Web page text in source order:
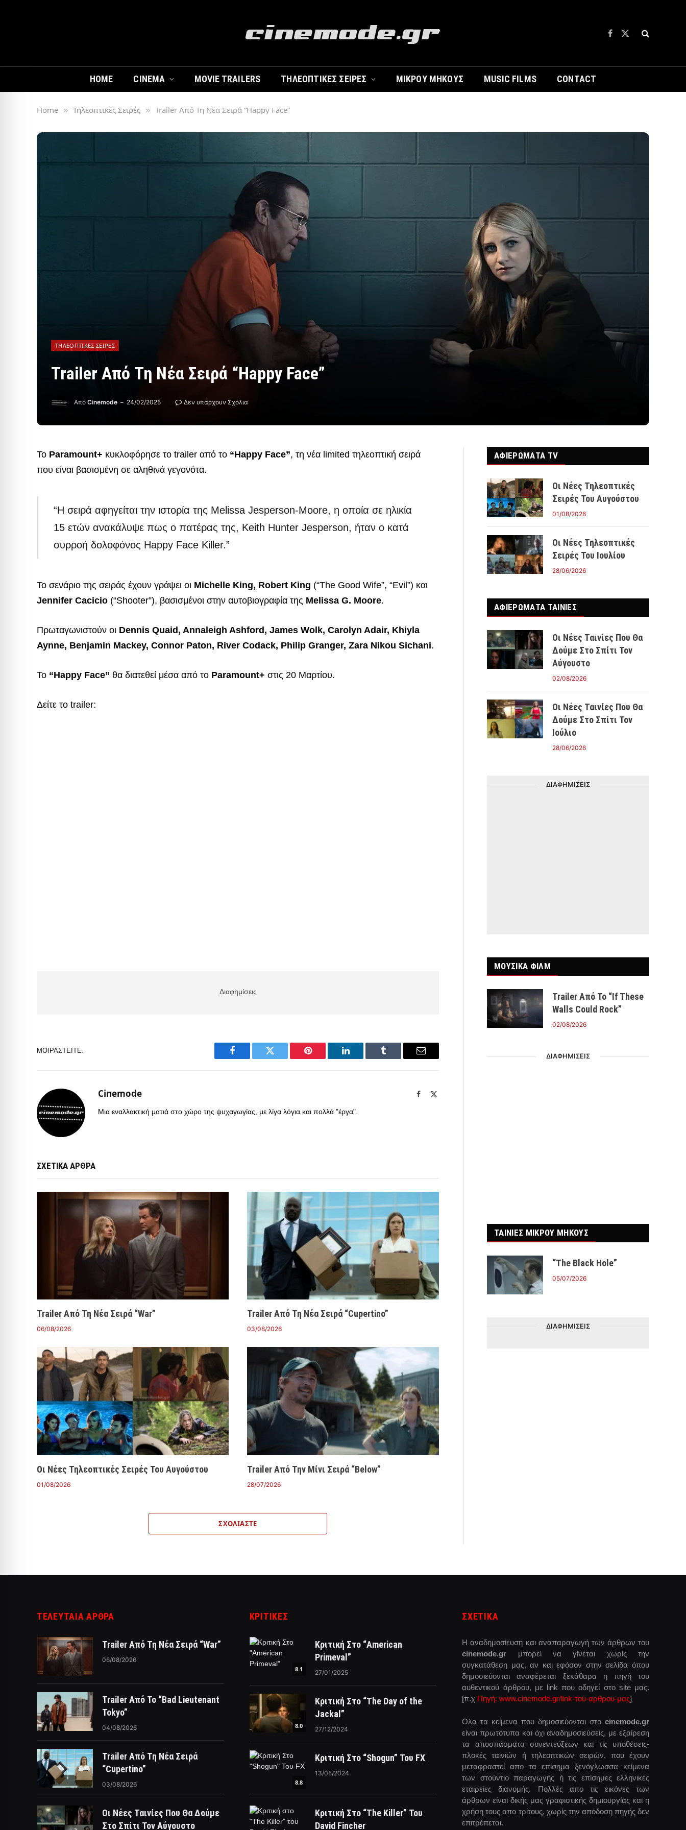
Facebook
X
HOME CINEMA MOVIE TRAILERS ΤΗΛΕΟΠΤΙΚΈΣ ΣΕΙΡΈΣ ΜΙΚΡΟΎ ΜΉΚΟΥΣ MUSIC FILMS CONTACT
Home » Τηλεοπτικές Σειρές » Trailer Από Τη Νέα Σειρά “Happy Face”
ΤΗΛΕΟΠΤΙΚΈΣ ΣΕΙΡΈΣ
Trailer Από Τη Νέα Σειρά “Happy Face”
Από Cinemode 24/02/2025 Δεν υπάρχουν Σχόλια
Το Paramount+ κυκλοφόρησε το trailer από το “Happy Face”, τη νέα limited τηλεοπτική σειρά
που είναι βασισμένη σε αληθινά γεγονότα.
“Η σειρά αφηγείται την ιστορία της Melissa Jesperson-Moore, η οποία σε ηλικία
15 ετών ανακάλυψε πως ο πατέρας της, Keith Hunter Jesperson, ήταν ο κατά
συρροή δολοφόνος Happy Face Killer.”
Το σενάριο της σειράς έχουν γράψει οι Michelle King, Robert King (“The Good Wife”, “Evil”) και
Jennifer Cacicio (“Shooter”), βασισμένοι στην αυτοβιογραφία της Melissa G. Moore.
Πρωταγωνιστούν οι Dennis Quaid, Annaleigh Ashford, James Wolk, Carolyn Adair, Khiyla
Aynne, Benjamin Mackey, Connor Paton, River Codack, Philip Granger, Zara Nikou Sichani.
Το “Happy Face” θα διατεθεί μέσα από το Paramount+ στις 20 Μαρτίου.
Δείτε το trailer:
Διαφημίσεις
ΜΟΙΡΑΣΤΕΊΤΕ.
Facebook Twitter Pinterest LinkedIn Tumblr Email
Cinemode Facebook
Μια εναλλακτική ματιά στο χώρο της ψυχαγωγίας, με λίγα λόγια και πολλά "έργα".
ΣΧΕΤΙΚΑ ΑΡΘΡΑ
Trailer Από Τη Νέα Σειρά “War”
06/08/2026
Trailer Από Τη Νέα Σειρά “Cupertino”
03/08/2026
Οι Νέες Τηλεοπτικές Σειρές Του Αυγούστου
01/08/2026
Trailer Από Την Μίνι Σειρά “Below”
28/07/2026
ΣΧΟΛΙΆΣΤΕ
ΑΦΙΕΡΩΜΑΤΑ TV
Οι Νέες Τηλεοπτικές
Σειρές Του Αυγούστου
01/08/2026
Οι Νέες Τηλεοπτικές
Σειρές Του Ιουλίου
28/06/2026
ΑΦΙΕΡΩΜΑΤΑ ΤΑΙΝΊΕΣ
Οι Νέες Ταινίες Που Θα
Δούμε Στο Σπίτι Τον
Αύγουστο
02/08/2026
Οι Νέες Ταινίες Που Θα
Δούμε Στο Σπίτι Τον
Ιούλιο
28/06/2026
ΔΙΑΦΗΜΙΣΕΙΣ
ΜΟΥΣΙΚΑ ΦΙΛΜ
Trailer Από Το “If These
Walls Could Rock”
02/08/2026
ΔΙΑΦΗΜΙΣΕΙΣ
ΤΑΙΝΙΕΣ ΜΙΚΡΟΥ ΜΗΚΟΥΣ
“The Black Hole”
05/07/2026
ΔΙΑΦΗΜΙΣΕΙΣ
ΤΕΛΕΥΤΑΙΑ ΑΡΘΡΑ
Trailer Από Τη Νέα Σειρά “War”
06/08/2026
Trailer Από Το “Bad Lieutenant
Tokyo”
04/08/2026
Trailer Από Τη Νέα Σειρά
“Cupertino”
03/08/2026
Οι Νέες Ταινίες Που Θα Δούμε
Στο Σπίτι Τον Αύγουστο
ΚΡΙΤΙΚΈΣ
8.1
Κριτική Στο “American
Primeval”
27/01/2025
8.0
Κριτική Στο “The Day of the
Jackal”
27/12/2024
8.8
Κριτική Στο “Shogun” Του FX
13/05/2024
Κριτική Στο “The Killer” Του
David Fincher
ΣΧΕΤΙΚΑ
Η αναδημοσίευση και αναπαραγωγή των άρθρων του
cinemode.gr μπορεί να γίνεται χωρίς την
συγκατάθεση μας, αν και εφόσον στην σελίδα όπου
δημοσιεύονται αναφέρεται ξεκάθαρα η πηγή του
αυθεντικού άρθρου, με link που οδηγεί στο site μας.
[π.χ Πηγή: www.cinemode.gr/link-του-αρθρου-μας]
Ολα τα κείμενα που δημοσιεύονται στο cinemode.gr
είναι πρωτότυπα και όχι αναδημοσιεύσεις, με εξαίρεση
τα αποσπάσματα συνεντεύξεων και τις υποθέσεις-
πλοκές ταινιών ή τηλεοπτικών σειρών, που έχουν
μεταφραστεί απο τα επίσημα ξενόγλωσσα κείμενα
των στούντιο παραγωγής ή τις επίσημες ελληνικές
εταιρείες διανομής. Πολλές απο τις εικόνες των
άρθρων είναι δικής μας γραφιστικής δημιουργίας και η
χρήση τους απο τρίτους, χωρίς την απόδοση πηγής δεν
επιτρέπεται.